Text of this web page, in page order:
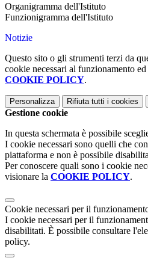
Organigramma dell'Istituto
Funzionigramma dell'Istituto
Notizie
Questo sito o gli strumenti terzi da
cookie necessari al funzionamento
COOKIE POLICY.
Personalizza Rifiuta tutti i cookies
Gestione cookie
In questa schermata è possibile
I cookie necessari sono quelli che
piattaforma e non è possibile
Per conoscere quali sono i cookie
visionare la COOKIE POLICY.
Cookie necessari per il
I cookie necessari per il
disabilitati. È possibile consultare
policy.